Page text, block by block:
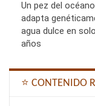
Un pez del
adapta
agua dulce en
años
⭐ CONTENIDO